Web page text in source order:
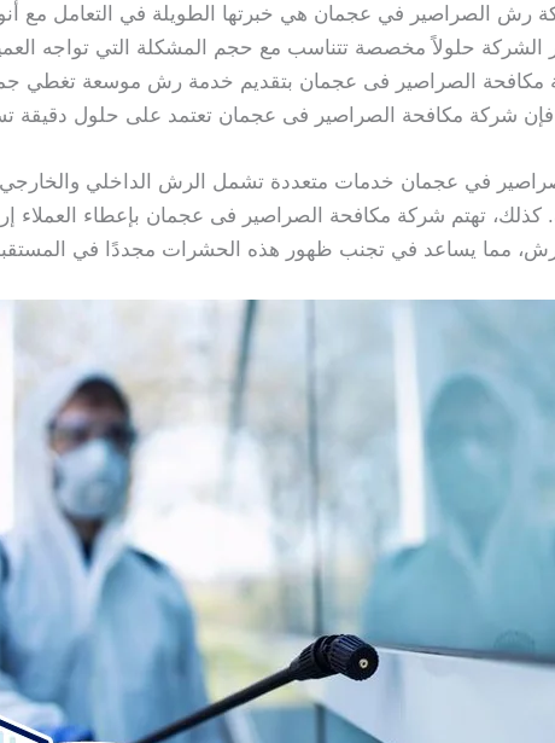
رش الصراصير في عجمان هي خبرتها الطويلة في التعامل مع
الشركة حلولاً مخصصة تتناسب مع حجم المشكلة التي تواجه
مكافحة الصراصير فى عجمان بتقديم خدمة رش موسعة تغطي جميع
فإن شركة مكافحة الصراصير فى عجمان تعتمد على حلول دقيقة
في عجمان خدمات متعددة تشمل الرش الداخلي
كذلك، تهتم شركة مكافحة الصراصير فى عجمان بإعطاء العملاء
مما يساعد في تجنب ظهور هذه الحشرات مجددًا في